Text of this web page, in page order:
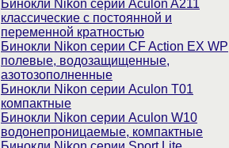
Бинокли Nikon серии Aculon A211
классические с постоянной и
переменной кратностью
Бинокли Nikon серии СF Action EX WP
полевые, водозащищенные,
азотозополненные
Бинокли Nikon серии Aculon T01
компактные
Бинокли Nikon серии Aculon W10
водонепроницаемые, компактные